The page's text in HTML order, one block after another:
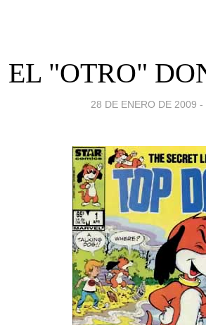
EL "OTRO"
28 DE ENERO DE 2009 -